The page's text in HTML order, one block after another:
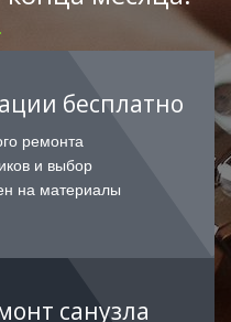
бесплатно
ремонта
и выбор
на материалы
санузла